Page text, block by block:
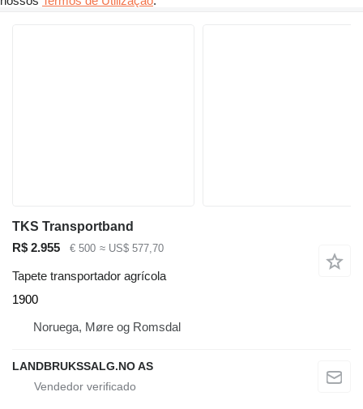
TKS Transportband
R$ 2.955
€ 500 ≈ US$ 577,70
Tapete transportador agrícola
1900
Noruega, Møre og Romsdal
LANDBRUKSSALG.NO AS